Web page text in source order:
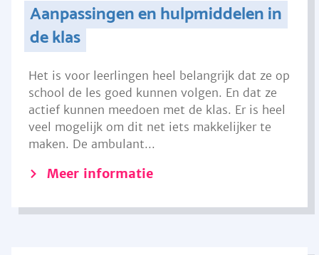
Aanpassingen en hulpmiddelen in
de klas
Het is voor leerlingen heel belangrijk dat ze op
school de les goed kunnen volgen. En dat ze
actief kunnen meedoen met de klas. Er is heel
veel mogelijk om dit net iets makkelijker te
maken. De ambulant...
Meer informatie